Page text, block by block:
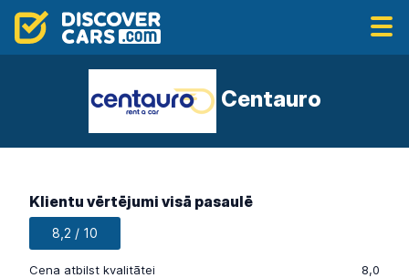
Centauro
Klientu vērtējumi visā pasaulē
8,2 / 10
Cena atbilst kvalitātei 8,0